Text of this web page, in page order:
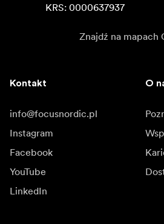
KRS: 0000637937
Znajdź na mapach
Kontakt
info@focusnordic.pl
Instagram
Facebook
YouTube
LinkedIn
O